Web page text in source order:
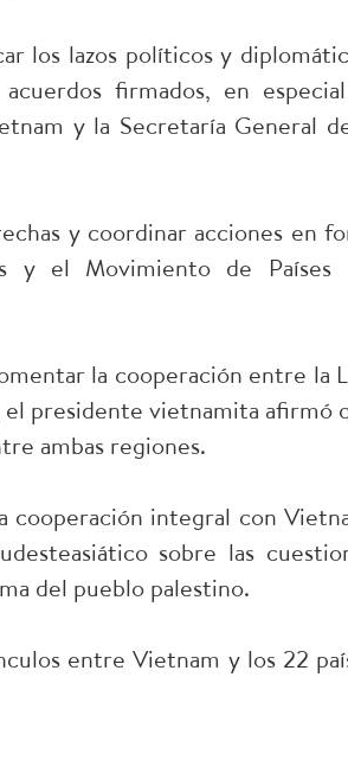
los lazos políticos y
firmados, en
y la Secretaría General
y coordinar acciones en
y el Movimiento de Países
la cooperación entre la
el presidente vietnamita afirmó
ambas regiones.
cooperación integral con
sobre las
del pueblo palestino.
entre Vietnam y los 22